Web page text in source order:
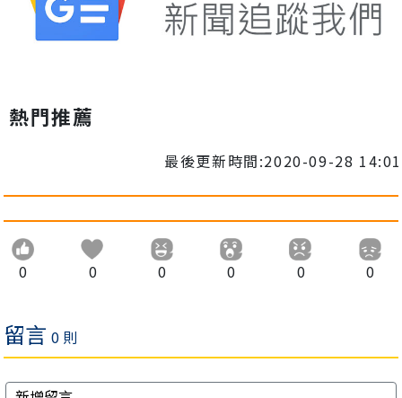
熱門推薦
最後更新時間:2020-09-28 14:01
0 0 0 0 0 0